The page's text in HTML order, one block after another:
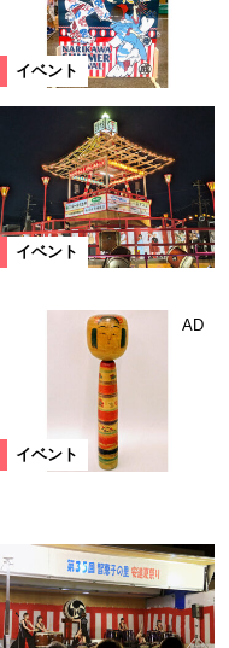
イベント
イベント
イベント
AD